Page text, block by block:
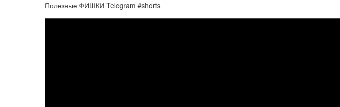
Полезные ФИШКИ Telegram #shorts